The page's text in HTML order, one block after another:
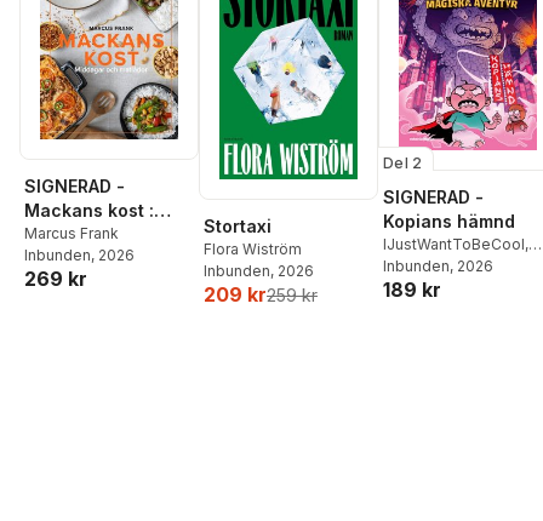
SIGNERAD -
Mackans kost :
Middagar och
matlådor
Marcus Frank
Inbunden, 2026
269 kr
Stortaxi
Flora Wiström
Inbunden, 2026
209 kr259 kr
Del 2
SIGNERAD -
Kopians hämnd
IJustWantToBeCool,
Joel Adolphson
Ejdemo Beer
Inbunden, 2026
189 kr